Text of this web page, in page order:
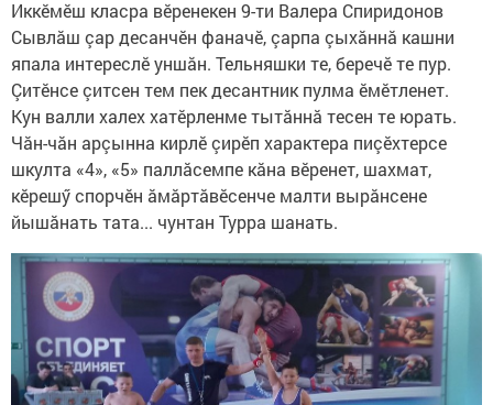
Иккӗмӗш класра вӗренекен 9-ти Валера Спиридонов
Сывлăш çар десанчӗн фаначӗ, çарпа çыхăннă кашни
япала интереслӗ уншăн. Тельняшки те, беречӗ те пур.
Çитӗнсе çитсен тем пек десантник пулма ӗмӗтленет.
Кун валли халех хатӗрленме тытăннă тесен те юрать.
Чăн-чăн арçынна кирлӗ çирӗп характера пиçӗхтерсе
шкулта «4», «5» паллăсемпе кăна вӗренет, шахмат,
кӗрешӳ спорчӗн ăмăртăвӗсенче малти вырăнсене
йышăнать тата... чунтан Турра шанать.